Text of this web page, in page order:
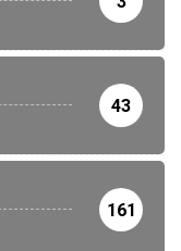
43
161